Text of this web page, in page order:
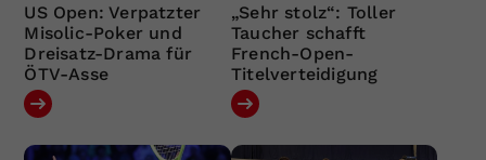
US Open: Verpatzter
Misolic-Poker und
Dreisatz-Drama für
ÖTV-Asse
„Sehr stolz“: Toller
Taucher schafft
French-Open-
Titelverteidigung